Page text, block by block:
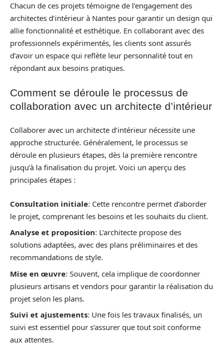
Chacun de ces projets témoigne de l’engagement des
architectes d’intérieur à Nantes pour garantir un design qui
allie fonctionnalité et esthétique. En collaborant avec des
professionnels expérimentés, les clients sont assurés
d’avoir un espace qui reflète leur personnalité tout en
répondant aux besoins pratiques.
Comment se déroule le processus de
collaboration avec un architecte d’intérieur
Collaborer avec un architecte d’intérieur nécessite une
approche structurée. Généralement, le processus se
déroule en plusieurs étapes, dès la première rencontre
jusqu’à la finalisation du projet. Voici un aperçu des
principales étapes :
Consultation initiale: Cette rencontre permet d’aborder
le projet, comprenant les besoins et les souhaits du client.
Analyse et proposition: L’architecte propose des
solutions adaptées, avec des plans préliminaires et des
recommandations de style.
Mise en œuvre: Souvent, cela implique de coordonner
plusieurs artisans et vendors pour garantir la réalisation du
projet selon les plans.
Suivi et ajustements: Une fois les travaux finalisés, un
suivi est essentiel pour s’assurer que tout soit conforme
aux attentes.